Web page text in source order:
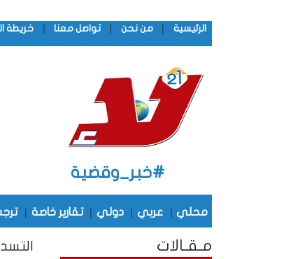
الرئيسية | من نحن | تواصل معنا | خريطة
#خبر_وقضية
محلي | عربي | دولي | تقارير خاصة |
مـقـالات